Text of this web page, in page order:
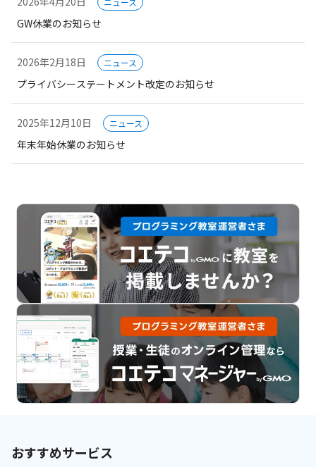
GW休業のお知らせ
2026年2月18日 ニュース
プライバシーステートメント改定のお知らせ
2025年12月10日 ニュース
年末年始休業のお知らせ
おすすめサービス